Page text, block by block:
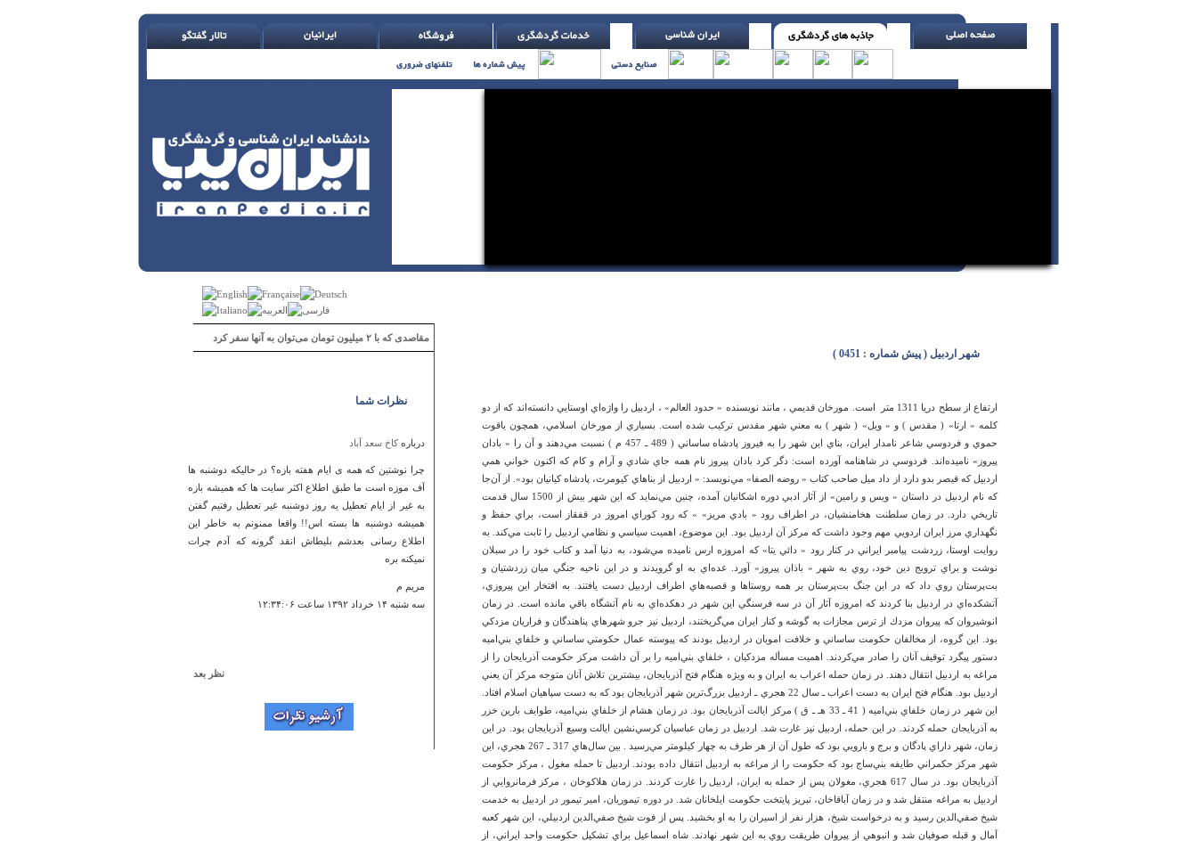
مقاصدی که با ۲ میلیون تومان می‌توان به آنها سفر کرد
نظرات شما
دربارهکاخ سعد آباد
چرا نوشتین که همه ی ایام هفته بازه؟ در حالیکه دوشنبه ها
آف موزه است ما طبق اطلاع اکثر سایت ها که همیشه بازه
به غیر از ایام تعطیل یه روز دوشنبه غیر تعطیل رفتیم گفتن
همیشه دوشنبه ها بسته اس!! واقعا ممنونم به خاطر این
اطلاع رسانی بعدشم بلیطاش انقد گرونه که آدم چرات
نمیکنه بره
مریم م
سه شنبه ۱۴ خرداد ۱۳۹۲ ساعت ۱۲:۳۴:۰۶
اگر مرمت شود!!!!!!!!!!!!!!!!!!!!!!!!!!!!!!!!!!!!!!!!!!!!!
نظر بعد
شهر اردبيل ( پیش شماره : 0451 )
ارتفاع از سطح دریا 1311 متر است. مورخان قديمي ، مانند نويسنده « حدود العالم» ، اردبيل را واژه‌اي اوستايي دانسته‌اند كه از دو
كلمه « ارتا» ( مقدس ) و « ويل» ( شهر ) به معني شهر مقدس تركيب شده است. بسياري از مورخان اسلامي، همچون ياقوت
حموي و فردوسي شاعر نامدار ايران، بناي اين شهر را به فيروز پادشاه ساساني ( 489 ـ 457 م ) نسبت مي‌دهند و آن را « بادان
پيروز» ناميده‌اند. فردوسي در شاهنامه آورده است: دگر كرد بادان پيروز نام همه‌ جاي شادي و آرام و كام كه اكنون خواني همي
اردبيل كه قيصر بدو دارد از داد ميل صاحب كتاب « روضه الصفا» مي‌نويسد: « اردبيل از بناهاي كيومرث، پادشاه كيانيان بود». از آن‌جا
كه نام اردبيل در داستان « ويس‌ و رامين» از آثار ادبي دوره اشكانيان آمده، چنين مي‌نمايد كه اين شهر بيش از 1500 سال قدمت
تاريخي دارد. در زمان سلطنت هخامنشيان، در اطراف رود « بادي مريز» » كه رود كوراي امروز در قفقاز است،‌ براي حفظ و
نگهداري مرز ايران اردويي مهم وجود داشت كه مركز آن اردبيل بود. اين موضوع، اهميت سياسي و نظامي اردبيل را ثابت مي‌كند. به
روايت اوستا، زردشت پيامبر ايراني در كنار رود « دائي يتا» كه امروزه ارس ناميده مي‌شود، به دنيا آمد و كتاب خود را در سبلان
نوشت و براي ترويج دين خود، روي به شهر « باذان پيروز» آورد. عده‌اي به او گرويدند و در اين ناحيه جنگي ميان زردشتيان و
بت‌پرستان روي داد كه در اين جنگ بت‌پرستان بر همه روستاها و قصبه‌هاي اطراف اردبيل دست يافتند. به افتخار اين پيروزي،
آتشكده‌اي در اردبيل بنا كردند كه امروزه آثار آن در سه فرسنگي اين شهر در دهكده‌اي به نام آتشگاه باقي مانده است. در زمان
انوشيروان كه پيروان مزدك از ترس مجازات به گوشه و كنار ايران مي‌گريختند، اردبيل نيز جرو شهرهاي پناهندگان و فراريان مزدكي
بود. اين گروه، از مخالفان حكومت ساساني و خلافت امويان در اردبيل بودند كه پيوسته عمال حكومتي ساساني و خلفاي بني‌اميه
دستور پيگرد توقيف آنان را صادر مي‌كردند. اهميت مسأله مزدكيان ، خلفاي بني‌اميه را بر آن داشت مركز حكومت آذربايجان را از
مراغه به اردبيل انتقال دهند. در زمان حمله اعراب به ايران و به ويژه هنگام فتح آذربايجان، بيشترين تلاش آنان متوجه مركز آن يعني
اردبيل بود. هنگام فتح ايران به دست اعراب ـ سال 22 هجري ـ اردبيل بزرگ‌ترين شهر آذربايجان بود كه به دست سپاهيان اسلام افتاد.
اين شهر در زمان خلفاي بني‌اميه ( 41 ـ 33 هـ ـ ق ) مركز ايالت آذربايجان بود. در زمان هشام از خلفاي بني‌اميه، طوايف بارين خزر
به آذربايجان حمله كردند. در اين حمله، اردبيل نيز غارت شد. اردبيل در زمان عباسيان كرسي‌نشين ايالت وسيع آذربايجان بود. در اين
زمان، شهر داراي پادگان و برج و بارويي بود كه طول آن از هر طرف به چهار كيلومتر مي‌رسيد . بين سال‌هاي 317 ـ 267 هجري، اين
شهر مركز حكمراني طايفه بني‌ساج بود كه حكومت را از مراغه به اردبيل انتقال داده بودند. اردبيل تا حمله مغول ، مركز حكومت
آذربايجان بود. در سال 617 هجري، مغولان پس از حمله به ايران، اردبيل را غارت كردند. در زمان هلاكوخان ، مركز فرمانروايي از
اردبيل به مراغه منتقل شد و در زمان آباقاخان، تبريز پايتخت حكومت ايلخانان شد. در دوره تيموريان، امير تيمور در اردبيل به خدمت
شيخ صفي‌الدين رسيد و به درخواست شيخ، هزار نفر از اسيران را به او بخشيد. پس از فوت شيخ صفي‌الدين اردبيلي، اين شهر كعبه
آمال و قبله صوفيان شد و انبوهي از پيروان طريقت روي به اين شهر نهادند. شاه اسماعيل براي تشكيل حكومت واحد ايراني، از